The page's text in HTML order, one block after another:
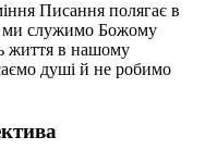
Писання полягає в
ми служимо Божому
життя в нашому
душі й не робимо